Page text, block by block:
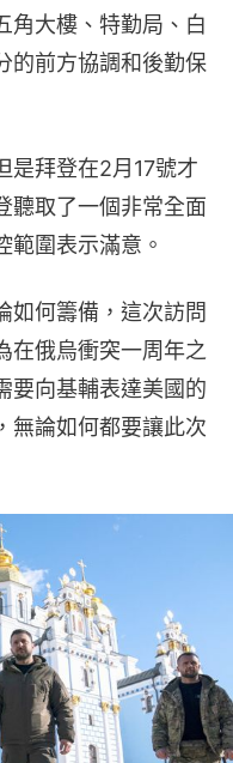
角大樓、特勤局、白
的前方協調和後勤保
是拜登在2月17號才
聽取了一個非常全面
範圍表示滿意。
如何籌備，這次訪問
在俄烏衝突一周年之
要向基輔表達美國的
無論如何都要讓此次